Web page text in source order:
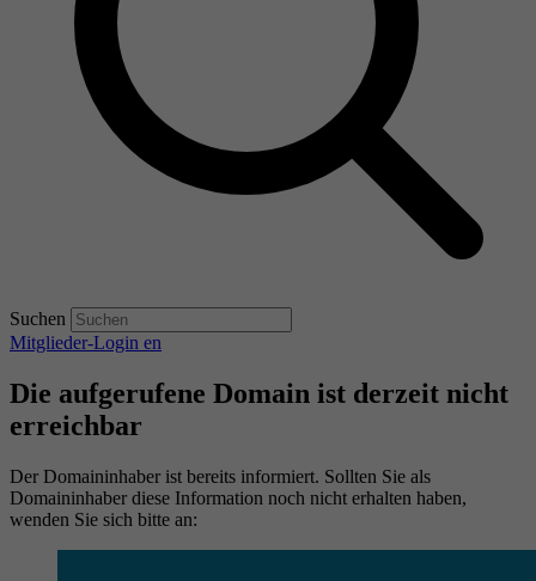
Suchen
Mitglieder-Login en
Die aufgerufene Domain ist derzeit nicht
erreichbar
Der Domaininhaber ist bereits informiert. Sollten Sie als
Domaininhaber diese Information noch nicht erhalten haben,
wenden Sie sich bitte an: